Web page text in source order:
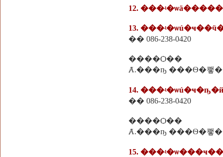
12.
13.
�� 086-238-0420
����Ѻ��
Ⱥ.���ҧ ���Ѳ�쾧
14.
�� 086-238-0420
����Ѻ��
Ⱥ.���ҧ ���Ѳ�쾧
15.